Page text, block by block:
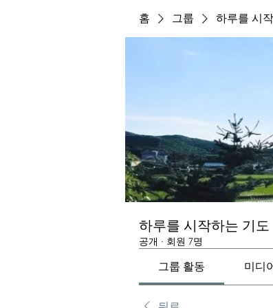
홈 그룹 하루를 시
하루를 시작하는 기도
공개 · 회원 7명
그룹 활동 미디